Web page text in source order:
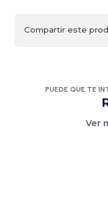
Compartir este
PUEDE QUE TE
Ver